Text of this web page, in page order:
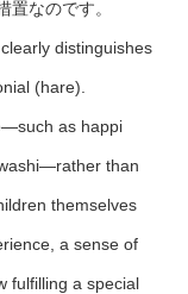
なのです。
distinguishes
(hare).
as happi
than
themselves
a sense of
fulfilling a special